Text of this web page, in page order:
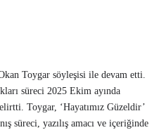
Toygar söyleşisi ile devam etti.
süreci 2025 Ekim ayında
Toygar, ‘Hayatımız Güzeldir’
süreci, yazılış amacı ve içeriğinde